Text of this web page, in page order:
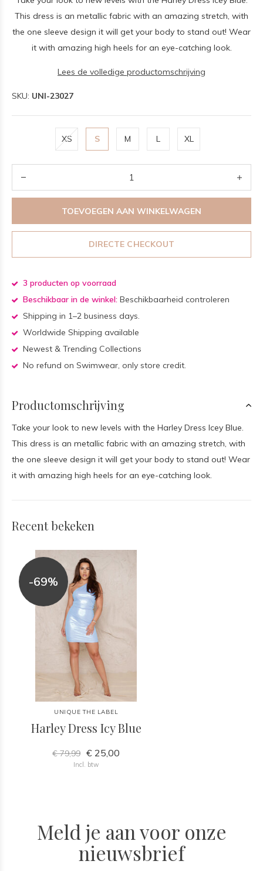
This dress is an metallic fabric with an amazing stretch, with
the one sleeve design it will get your body to stand out! Wear
it with amazing high heels for an eye-catching look.
Lees de volledige productomschrijving
SKU: UNI-23027
XS S M L XL
TOEVOEGEN AAN WINKELWAGEN
DIRECTE CHECKOUT
3 producten op voorraad
Beschikbaar in de winkel: Beschikbaarheid controleren
Shipping in 1–2 business days.
Worldwide Shipping available
Newest & Trending Collections
No refund on Swimwear, only store credit.
Productomschrijving
Take your look to new levels with the Harley Dress Icey Blue.
This dress is an metallic fabric with an amazing stretch, with
the one sleeve design it will get your body to stand out! Wear
it with amazing high heels for an eye-catching look.
Recent bekeken
-69%
UNIQUE THE LABEL
Harley Dress Icy Blue
€ 79,99 € 25,00
Incl. btw
Meld je aan voor onze
nieuwsbrief